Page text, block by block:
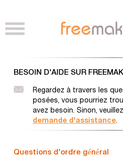
BESOIN D'AIDE SUR
Regardez à travers les
posées, vous pourriez
avez besoin. Sinon, veuillez
demande d'assistance.
Questions d'ordre général